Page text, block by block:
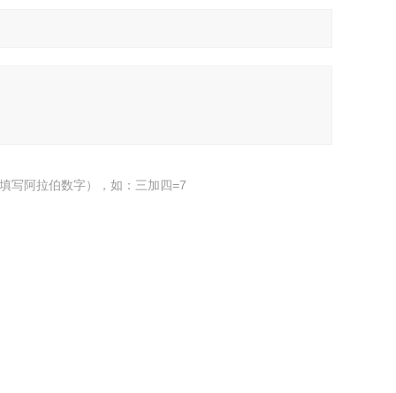
写阿拉伯数字），如：三加四=7